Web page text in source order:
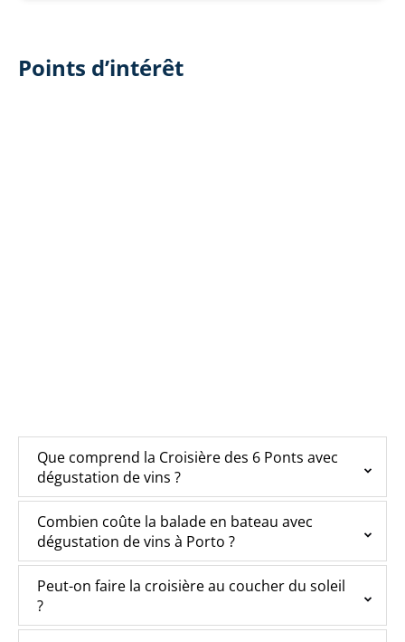
Points d’intérêt
Que comprend la Croisière des 6 Ponts avec
dégustation de vins ?
Combien coûte la balade en bateau avec
dégustation de vins à Porto ?
Peut-on faire la croisière au coucher du soleil
?